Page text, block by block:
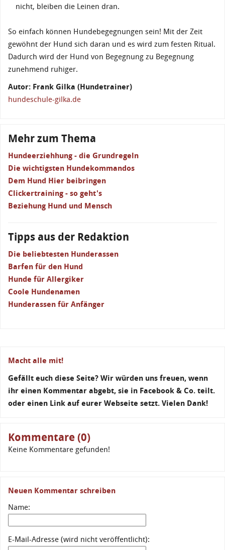
nicht, bleiben die Leinen dran.
So einfach können Hundebegegnungen sein! Mit der Zeit
gewöhnt der Hund sich daran und es wird zum festen Ritual.
Dadurch wird der Hund von Begegnung zu Begegnung
zunehmend ruhiger.
Autor: Frank Gilka (Hundetrainer)
hundeschule-gilka.de
Mehr zum Thema
Hundeerziehhung - die Grundregeln
Die wichtigsten Hundekommandos
Dem Hund Hier beibringen
Clickertraining - so geht's
Beziehung Hund und Mensch
Tipps aus der Redaktion
Die beliebtesten Hunderassen
Barfen für den Hund
Hunde für Allergiker
Coole Hundenamen
Hunderassen für Anfänger
Macht alle mit!
Gefällt euch diese Seite? Wir würden uns freuen, wenn
ihr einen Kommentar abgebt, sie in Facebook & Co. teilt.
oder einen Link auf eurer Webseite setzt. Vielen Dank!
Kommentare (0)
Keine Kommentare gefunden!
Neuen Kommentar schreiben
Name:
E-Mail-Adresse (wird nicht veröffentlicht):